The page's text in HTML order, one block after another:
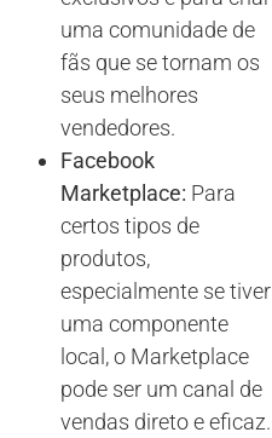
uma comunidade de
fãs que se tornam os
seus melhores
vendedores.
Facebook
Marketplace: Para
certos tipos de
produtos,
especialmente se tiver
uma componente
local, o Marketplace
pode ser um canal de
vendas direto e eficaz.